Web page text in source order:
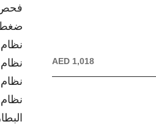
AED 1,018
فحص
ضغط
نظام
نظام
نظام